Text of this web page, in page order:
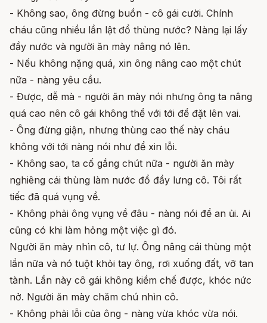
- Không sao, ông đừng buồn - cô gái cười. Chính
cháu cũng nhiều lần lật đổ thùng nước? Nàng lại lấy
đầy nước và người ăn mày nâng nó lên.
- Nếu không nặng quá, xin ông nâng cao một chút
nữa - nàng yêu cầu.
- Được, dễ mà - người ăn mày nói nhưng ông ta nâng
quá cao nên cô gái không thể với tới để đặt lên vai.
- Ông đừng giận, nhưng thùng cao thế này cháu
không với tới nàng nói như để xin lỗi.
- Không sao, ta cố gắng chút nữa - người ăn mày
nghiêng cái thùng làm nước đổ đầy lưng cô. Tôi rất
tiếc đã quá vụng về.
- Không phải ông vụng về đâu - nàng nói để an ủi. Ai
cũng có khi làm hỏng một việc gì đó.
Người ăn mày nhìn cô, tư lự. Ông nâng cái thùng một
lần nữa và nó tuột khỏi tay ông, rơi xuống đất, vỡ tan
tành. Lần này cô gái không kiềm chế được, khóc nức
nở. Người ăn mày chăm chú nhìn cô.
- Không phải lỗi của ông - nàng vừa khóc vừa nói.